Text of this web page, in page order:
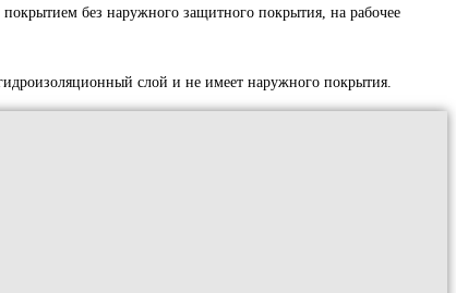
без наружного защитного покрытия, на рабочее
слой и не имеет наружного покрытия.